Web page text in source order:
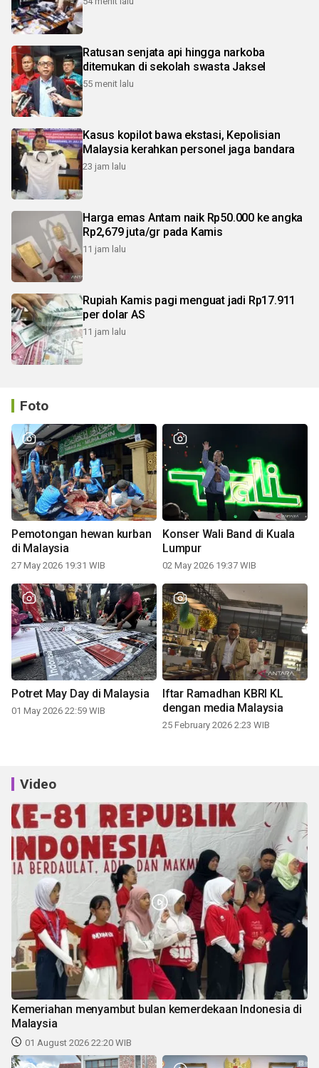
Ratusan senjata api hingga narkoba
ditemukan di sekolah swasta Jaksel
55 menit lalu
Kasus kopilot bawa ekstasi, Kepolisian
Malaysia kerahkan personel jaga bandara
23 jam lalu
Harga emas Antam naik Rp50.000 ke angka
Rp2,679 juta/gr pada Kamis
11 jam lalu
Rupiah Kamis pagi menguat jadi Rp17.911
per dolar AS
11 jam lalu
Foto
Pemotongan hewan kurban
di Malaysia
27 May 2026 19:31 WIB
Konser Wali Band di Kuala
Lumpur
02 May 2026 19:37 WIB
Potret May Day di Malaysia
01 May 2026 22:59 WIB
Iftar Ramadhan KBRI KL
dengan media Malaysia
25 February 2026 2:23 WIB
Video
Kemeriahan menyambut bulan kemerdekaan Indonesia di
Malaysia
01 August 2026 22:20 WIB